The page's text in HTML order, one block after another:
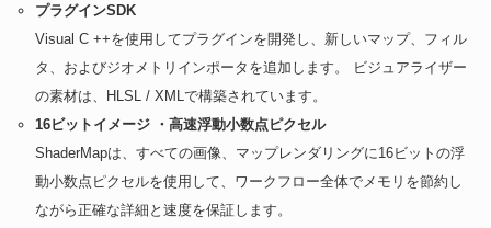
プラグインSDK
Visual C ++を使用してプラグインを開発し、新しいマップ、フィル
タ、およびジオメトリインポータを追加します。 ビジュアライザー
の素材は、HLSL / XMLで構築されています。
16ビットイメージ ・高速浮動小数点ピクセル
ShaderMapは、すべての画像、マップレンダリングに16ビットの浮
動小数点ピクセルを使用して、ワークフロー全体でメモリを節約し
ながら正確な詳細と速度を保証します。